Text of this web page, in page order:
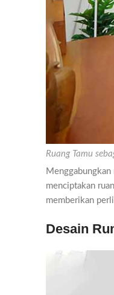
Ruang Tamu
Menggabungkan
menciptakan
memberikan
Desain